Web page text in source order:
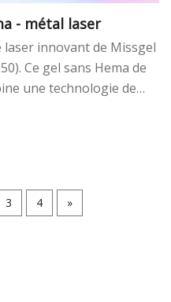
- métal laser
innovant de Missgel
Ce gel sans Hema de
une technologie de
choix parfait pour les
3 4 »